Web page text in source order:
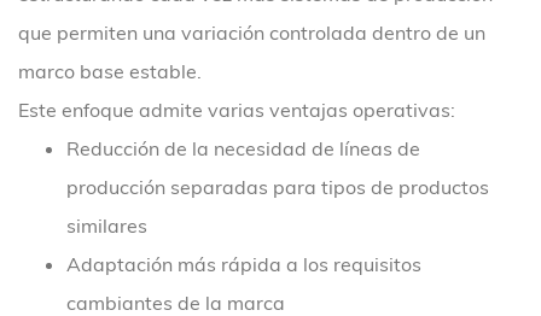
que permiten una variación controlada dentro de un
marco base estable.
Este enfoque admite varias ventajas operativas:
Reducción de la necesidad de líneas de
producción separadas para tipos de productos
similares
Adaptación más rápida a los requisitos
cambiantes de la marca